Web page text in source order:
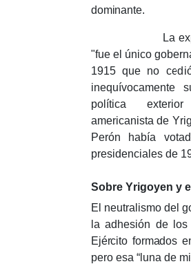
dominante.
La
"fue el único
1915 que no
inequívocamente
política
americanista de
Perón había
presidenciales de
Sobre Yrigoyen y
El neutralismo del
la adhesión de
Ejército formados
pero esa “luna de